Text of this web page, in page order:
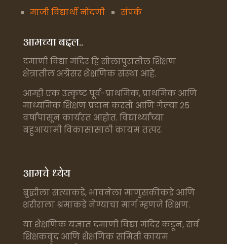
माजी विद्यार्थी नोंदणी
संपर्क
आमच्या बद्दल..
दमाणी विद्या मंदिर हि सोलापुरातील शिक्षण
क्षेत्रातील अग्रेसर शैक्षणिक संस्था आहे.
आम्ही एक उत्कृष्ट पूर्व-प्राथमिक, प्राथमिक आणि
माध्यमिक शिक्षण प्रदान करतो आणि गेल्या 25
वर्षांपासून कार्यरत आहोत. विद्यार्थ्यांच्या
बहुआयामी विकासासाठी कायम तत्पर.
आमचे ध्येय
बुद्धीला सत्याकडे, भावनेला माणुसकीकडे आणि
शरीराला श्रमाकडे नेण्याचा मार्ग म्हणजे शिक्षण.
या शैक्षणिक यज्ञात दमाणी विद्या मंदिर कडून, सर्व
शिक्षकवृंद आणि शैक्षणिक समिती कायम